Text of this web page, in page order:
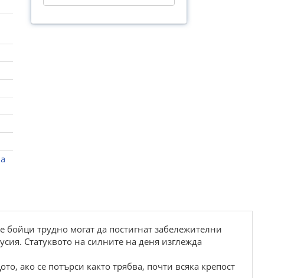
трудно могат да постигнат забележителни
Статуквото на силните на деня изглежда
ако се потърси както трябва, почти всяка крепост